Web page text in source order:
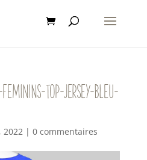
top-jersey-bleu-
2022| 0 commentaires